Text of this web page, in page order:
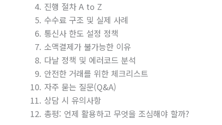
진행 절차 A to Z
수수료 구조 및 실제 사례
통신사 한도 설정 정책
소액결제가 불가능한 이유
다날 정책 및 에러코드 분석
안전한 거래를 위한 체크리스트
자주 묻는 질문(Q&A)
상담 시 유의사항
총평: 언제 활용하고 무엇을 조심해야 할까?